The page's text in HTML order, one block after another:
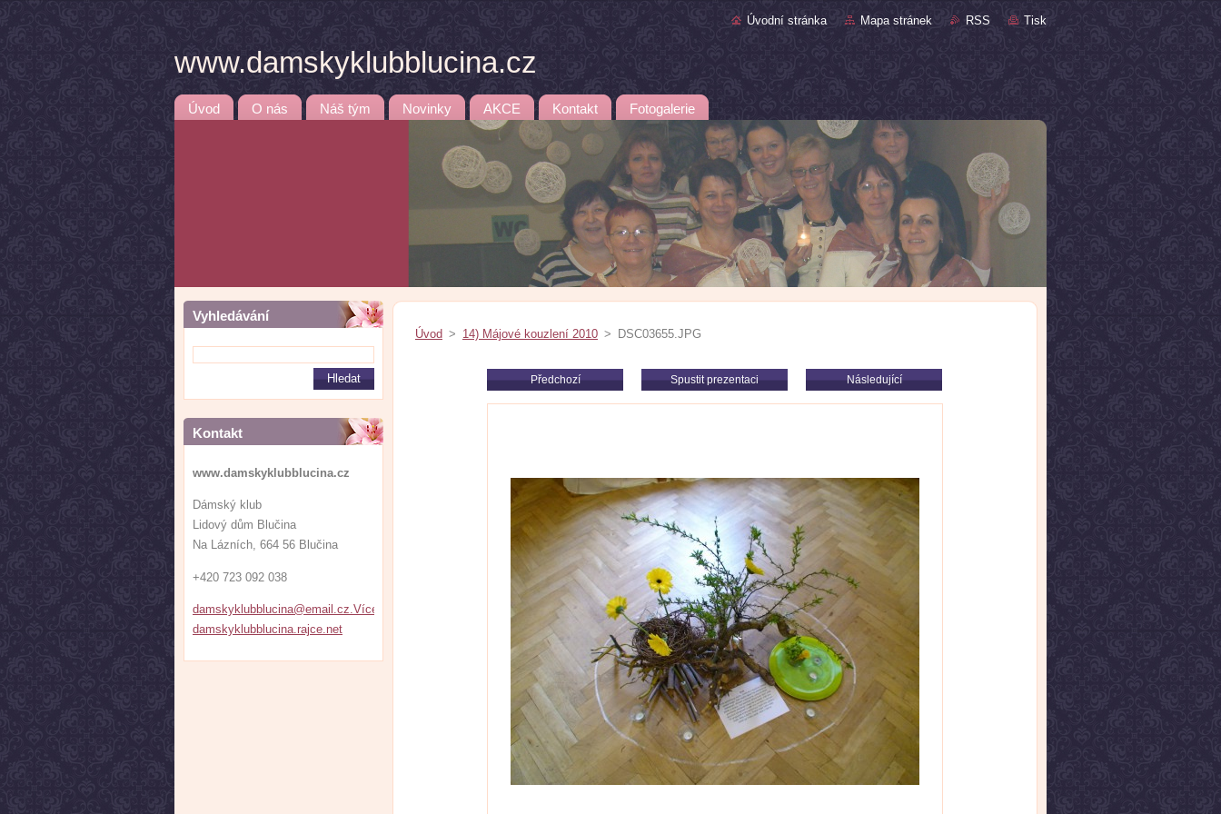
Úvodní stránka Mapa stránek RSS Tisk
www.damskyklubblucina.cz
Úvod O nás Náš tým Novinky AKCE Kontakt Fotogalerie
Vyhledávání
Kontakt
www.damskyklubblucina.cz
Dámský klub
Lidový dům Blučina
Na Lázních, 664 56 Blučina
+420 723 092 038
damskyklubblucina@email.cz.VíceFOTEKznašichakcína-
damskyklubblucina.rajce.net
Úvod > 14) Májové kouzlení 2010 > DSC03655.JPG
Předchozí Spustit prezentaci Následující